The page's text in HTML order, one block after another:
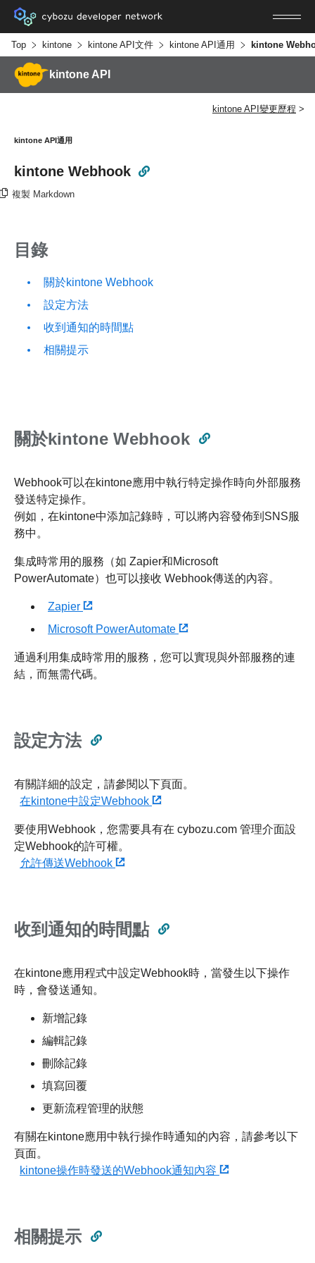
Top kintone kintone API文件 kintone API通用 kintone
kintone API
kintone API變更歷程
kintone API通用
kintone Webhook
複製 Markdown
目錄
關於kintone Webhook
設定方法
收到通知的時間點
相關提示
關於kintone Webhook
Webhook可以在kintone應用中執行特定操作時向外部服務
發送特定操作。
例如，在kintone中添加記錄時，可以將內容發佈到SNS服
務中。
集成時常用的服務（如 Zapier和Microsoft
PowerAutomate）也可以接收 Webhook傳送的內容。
Zapier
Microsoft PowerAutomate
通過利用集成時常用的服務，您可以實現與外部服務的連
結，而無需代碼。
設定方法
有關詳細的設定，請參閱以下頁面。
在kintone中設定Webhook
要使用Webhook，您需要具有在 cybozu.com 管理介面設
定Webhook的許可權。
允許傳送Webhook
收到通知的時間點
在kintone應用程式中設定Webhook時，當發生以下操作
時，會發送通知。
新增記錄
編輯記錄
刪除記錄
填寫回覆
更新流程管理的狀態
有關在kintone應用中執行操作時通知的內容，請參考以下
頁面。
kintone操作時發送的Webhook通知內容
相關提示